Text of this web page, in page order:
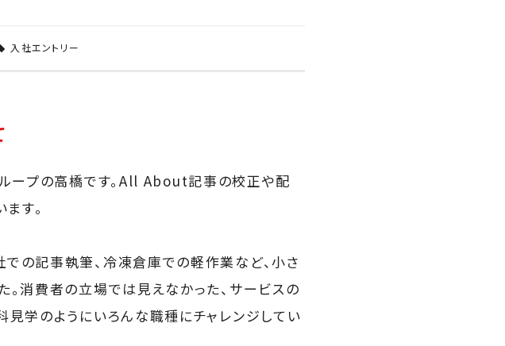
入社エントリー
ループの高橋です。All About記事の校正や配
す。
の記事執筆、冷凍倉庫での軽作業など、小さ
。消費者の立場では見えなかった、サービスの
見学のようにいろんな職種にチャレンジしてい